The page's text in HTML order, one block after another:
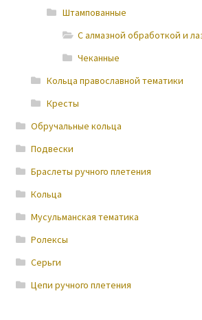
Новости Штампованные
С алмазной обработкой и
Чеканные
Кольца православной тематики
Кресты
Обручальные кольца
Подвески
Браслеты ручного плетения
Кольца
Мусульманская тематика
Ролексы
Серьги
Цепи ручного плетения